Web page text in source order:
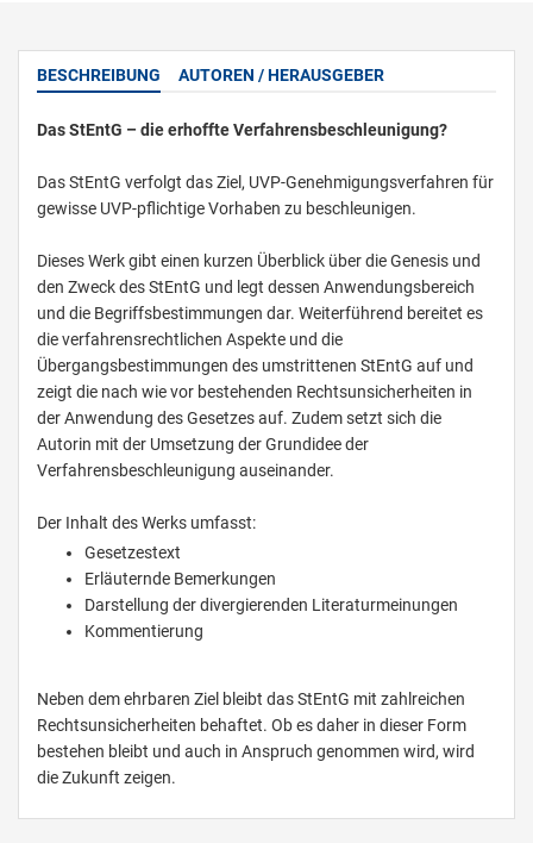
BESCHREIBUNG AUTOREN / HERAUSGEBER
Das StEntG – die erhoffte Verfahrensbeschleunigung?
Das StEntG verfolgt das Ziel, UVP-Genehmigungsverfahren für
gewisse UVP-pflichtige Vorhaben zu beschleunigen.
Dieses Werk gibt einen kurzen Überblick über die Genesis und
den Zweck des StEntG und legt dessen Anwendungsbereich
und die Begriffsbestimmungen dar. Weiterführend bereitet es
die verfahrensrechtlichen Aspekte und die
Übergangsbestimmungen des umstrittenen StEntG auf und
zeigt die nach wie vor bestehenden Rechtsunsicherheiten in
der Anwendung des Gesetzes auf. Zudem setzt sich die
Autorin mit der Umsetzung der Grundidee der
Verfahrensbeschleunigung auseinander.
Der Inhalt des Werks umfasst:
Gesetzestext
Erläuternde Bemerkungen
Darstellung der divergierenden Literaturmeinungen
Kommentierung
Neben dem ehrbaren Ziel bleibt das StEntG mit zahlreichen
Rechtsunsicherheiten behaftet. Ob es daher in dieser Form
bestehen bleibt und auch in Anspruch genommen wird, wird
die Zukunft zeigen.